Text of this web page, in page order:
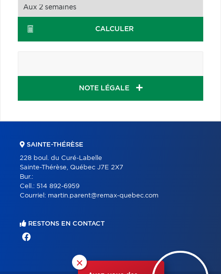
CALCULER
NOTE LÉGALE
×
SAINTE-THÉRÈSE
228 boul. du Curé-Labelle
Sainte-Thérèse, Québec J7E 2X7
Bur.:
Cell.: 514 892-6959
Courriel: martin.parent@remax-quebec.com
RESTONS EN CONTACT